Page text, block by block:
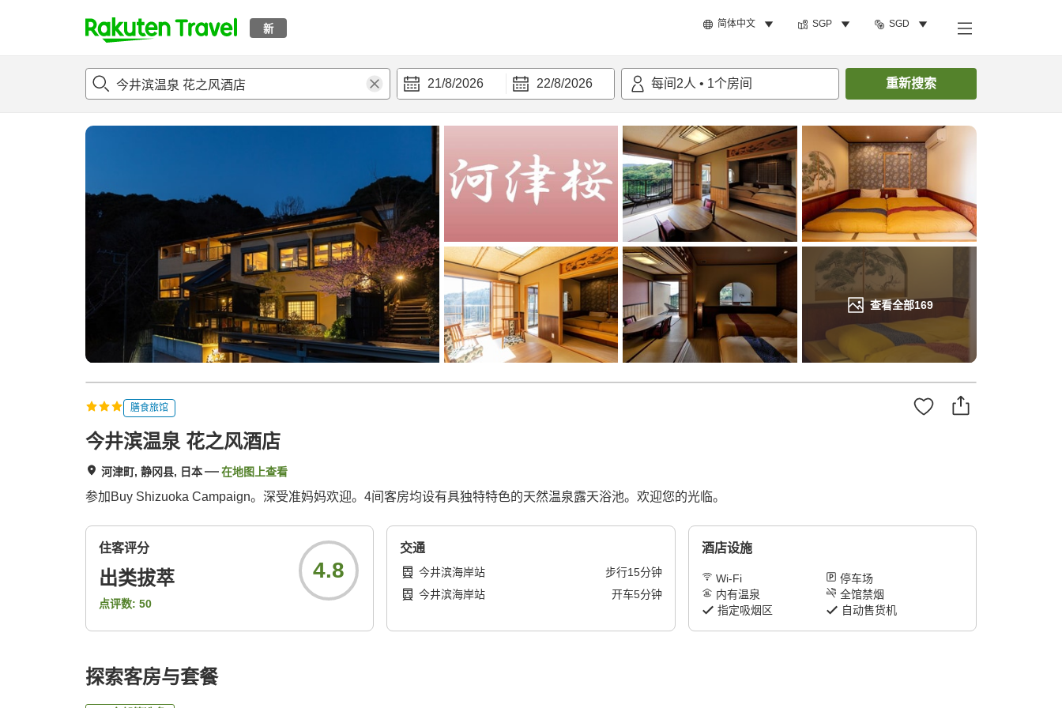
新 简体中文 SGP SGD
t
p
a
s
21/8/2026 22/8/2026 每间 2人 • 1个房间 重新搜索
查看全部169
概况 客房及住宿套餐评论 设施 搜索客房
膳食旅馆
今井滨温泉 花之风酒店
河津町, 静冈县, 日本 在地图上查看
参加Buy Shizuoka Campaign。深受准妈妈欢迎。4间客房均设有具独特特色的天然温泉露天浴池。欢迎您的光临。
住客评分
出类拔萃
点评数: 50
4.8
交通
今井滨海岸站 步行15分钟
今井滨海岸站
开车5分钟
酒店设施
Wi-Fi
停车场
内有温泉
全馆禁烟
指定吸烟区
自动售货机
探索客房与套餐